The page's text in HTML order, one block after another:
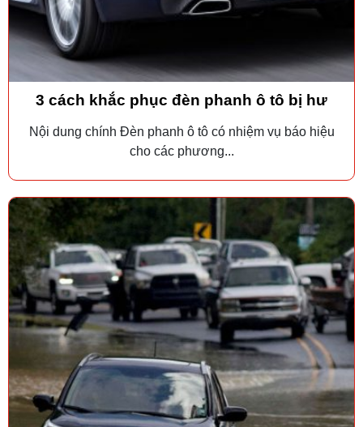
3 cách khắc phục đèn phanh ô tô bị hư
Nội dung chính Đèn phanh ô tô có nhiệm vụ báo hiệu
cho các phương...